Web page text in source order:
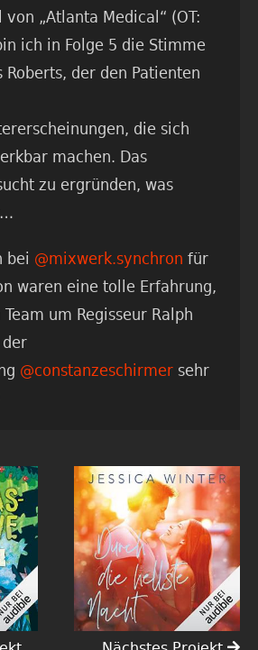
„Atlanta Medical“ (OT:
ich in Folge 5 die Stimme
der den Patienten
die sich
machen. Das
zu ergründen, was
bei @mixwerk.synchronfür
waren eine tolle Erfahrung,
um Regisseur Ralph
@constanzeschirmersehr